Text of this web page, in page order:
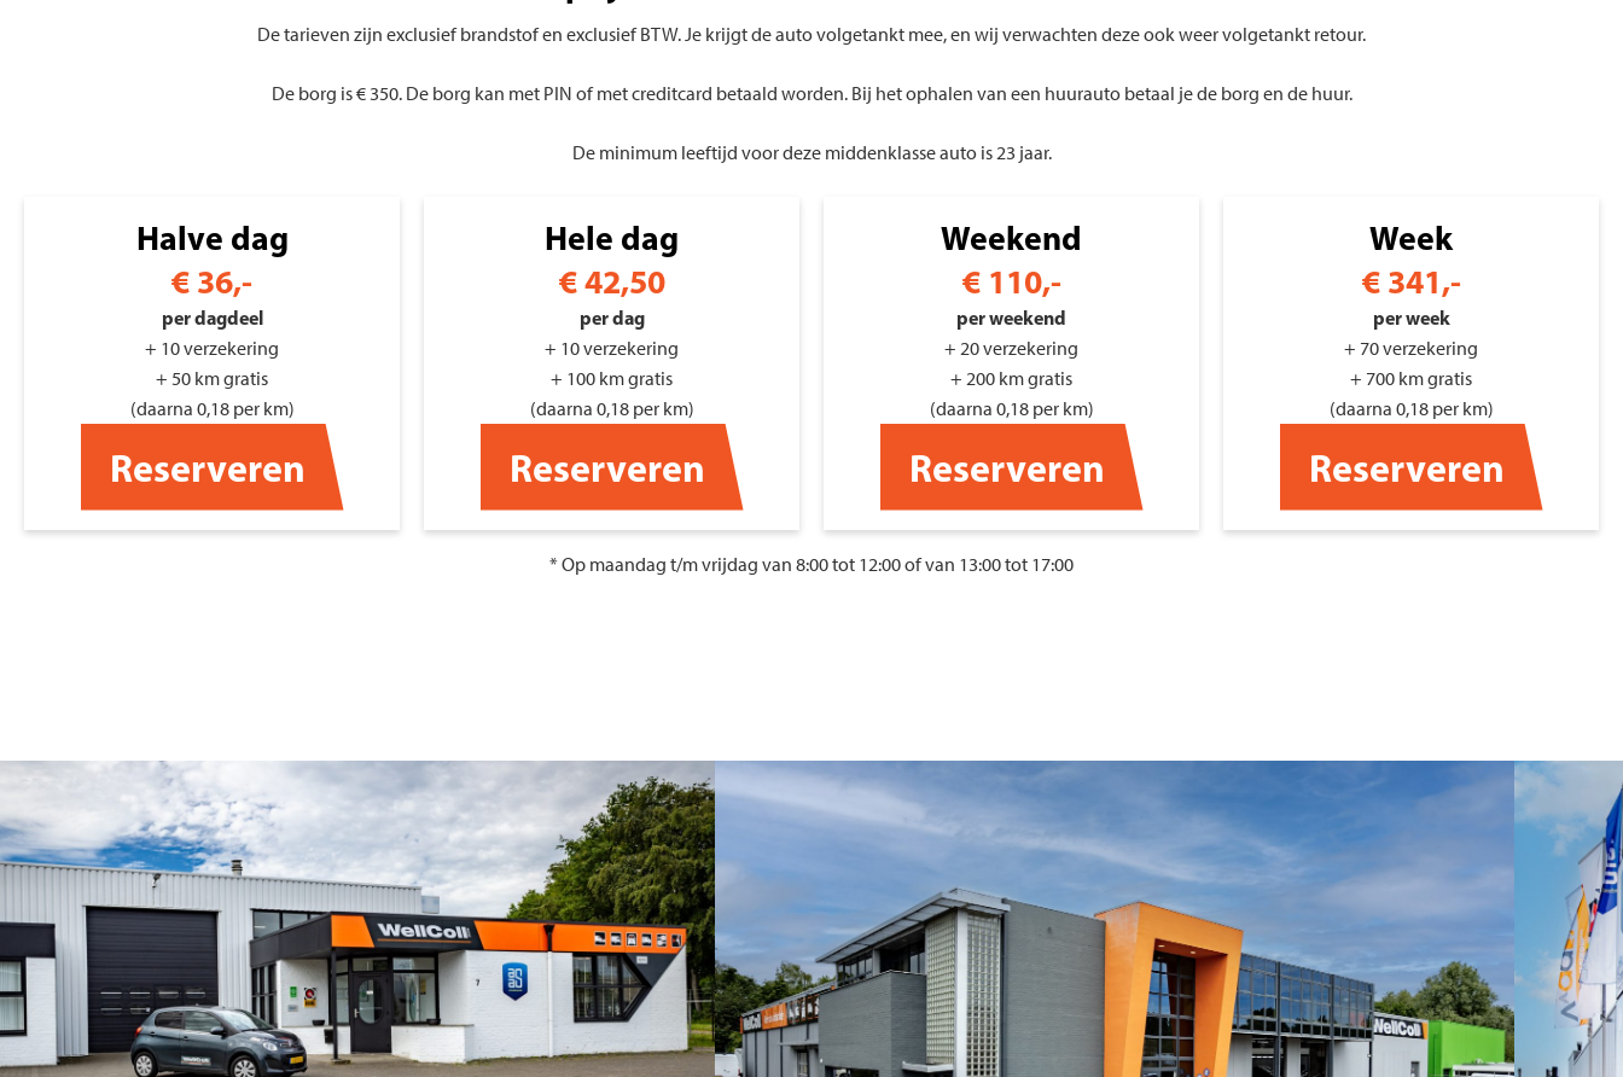
De tarieven zijn exclusief brandstof en exclusief BTW. Je krijgt de auto volgetankt mee, en wij verwachten deze ook weer volgetankt retour.
De borg is € 350. De borg kan met PIN of met creditcard betaald worden. Bij het ophalen van een huurauto betaal je de borg en de huur.
De minimum leeftijd voor deze middenklasse auto is 23 jaar.
Halve dag
€ 36,-
per dagdeel
+ 10 verzekering
+ 50 km gratis
(daarna 0,18 per km)
Reserveren
Hele dag
€42,50
per dag
+ 10 verzekering
+ 100 km gratis
(daarna 0,18 per km)
Reserveren
Weekend
€110,-
per weekend
+ 20 verzekering
+ 200 km gratis
(daarna 0,18 per km)
Reserveren
Week
€341,-
per week
+ 70 verzekering
+ 700 km gratis
(daarna 0,18 per km)
Reserveren
* Op maandag t/m vrijdag van 8:00 tot 12:00 of van 13:00 tot 17:00